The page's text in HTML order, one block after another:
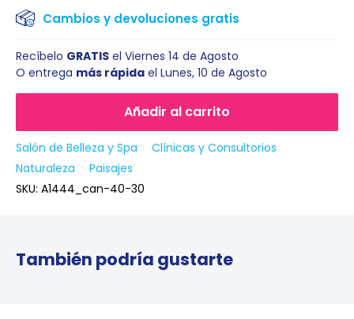
Cambios y devoluciones gratis
Añadir al carrito
Recíbelo GRATIS el Viernes 14 de Agosto
O entrega más rápida el Lunes, 10 de Agosto
Salón de Belleza y Spa
Clínicas y Consultorios
Naturaleza
Paisajes
SKU: A1444_can-40-30
También podría gustarte